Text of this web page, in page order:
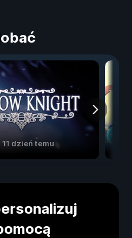
11 dzień temu